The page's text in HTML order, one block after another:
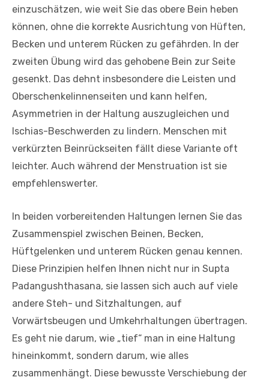
einzuschätzen, wie weit Sie das obere Bein heben
können, ohne die korrekte Ausrichtung von Hüften,
Becken und unterem Rücken zu gefährden. In der
zweiten Übung wird das gehobene Bein zur Seite
gesenkt. Das dehnt insbesondere die Leisten und
Oberschenkelinnenseiten und kann helfen,
Asymmetrien in der Haltung auszugleichen und
Ischias-Beschwerden zu lindern. Menschen mit
verkürzten Beinrückseiten fällt diese Variante oft
leichter. Auch während der Menstruation ist sie
empfehlenswerter.
In beiden vorbereitenden Haltungen lernen Sie das
Zusammenspiel zwischen Beinen, Becken,
Hüftgelenken und unterem Rücken genau kennen.
Diese Prinzipien helfen Ihnen nicht nur in Supta
Padangushthasana, sie lassen sich auch auf viele
andere Steh- und Sitzhaltungen, auf
Vorwärtsbeugen und Umkehrhaltungen übertragen.
Es geht nie darum, wie „tief“ man in eine Haltung
hineinkommt, sondern darum, wie alles
zusammenhängt. Diese bewusste Verschiebung der